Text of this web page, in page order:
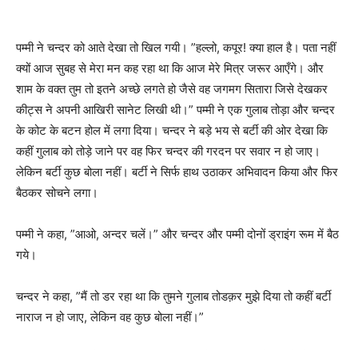
पम्मी ने चन्दर को आते देखा तो खिल गयी। ”हल्लो, कपूर! क्या हाल है। पता नहीं
क्यों आज सुबह से मेरा मन कह रहा था कि आज मेरे मित्र जरूर आएँगे। और
शाम के वक्त तुम तो इतने अच्छे लगते हो जैसे वह जगमग सितारा जिसे देखकर
कीट्स ने अपनी आखिरी सानेट लिखी थी।” पम्मी ने एक गुलाब तोड़ा और चन्दर
के कोट के बटन होल में लगा दिया। चन्दर ने बड़े भय से बर्टी की ओर देखा कि
कहीं गुलाब को तोड़े जाने पर वह फिर चन्दर की गरदन पर सवार न हो जाए।
लेकिन बर्टी कुछ बोला नहीं। बर्टी ने सिर्फ हाथ उठाकर अभिवादन किया और फिर
बैठकर सोचने लगा।
पम्मी ने कहा, ”आओ, अन्दर चलें।” और चन्दर और पम्मी दोनों ड्राइंग रूम में बैठ
गये।
चन्दर ने कहा, ”मैं तो डर रहा था कि तुमने गुलाब तोडक़र मुझे दिया तो कहीं बर्टी
नाराज न हो जाए, लेकिन वह कुछ बोला नहीं।”